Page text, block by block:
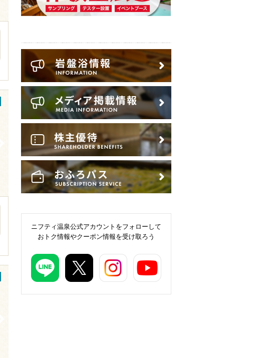
ニフティ温泉公式アカウントをフォローして
おトク情報やクーポン情報を受け取ろう